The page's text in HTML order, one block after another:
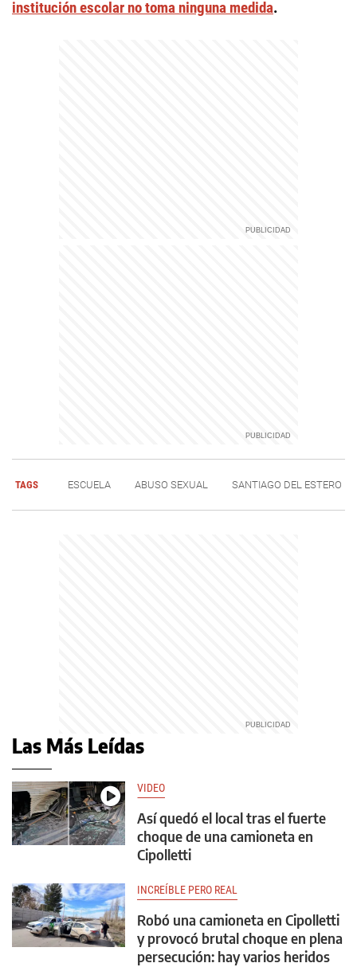
institución escolar no toma ninguna medida.
TAGS ESCUELA ABUSO SEXUAL SANTIAGO DEL ESTERO
Las Más Leídas
VIDEO
Así quedó el local tras el fuerte
choque de una camioneta en
Cipolletti
INCREÍBLE PERO REAL
Robó una camioneta en Cipolletti
y provocó brutal choque en plena
persecución: hay varios heridos